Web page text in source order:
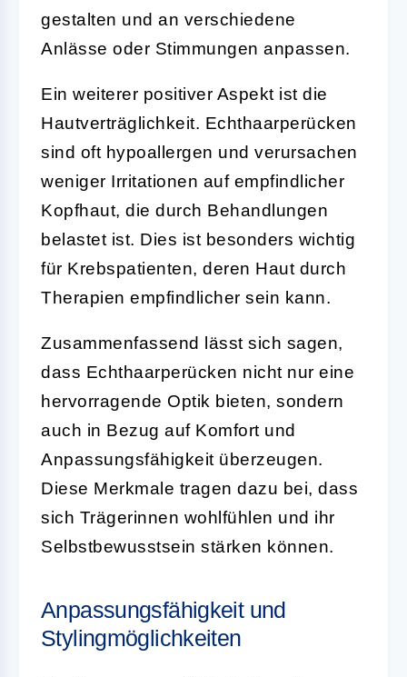
gestalten und an verschiedene
Anlässe oder Stimmungen anpassen.
Ein weiterer positiver Aspekt ist die
Hautverträglichkeit. Echthaarperücken
sind oft hypoallergen und verursachen
weniger Irritationen auf empfindlicher
Kopfhaut, die durch Behandlungen
belastet ist. Dies ist besonders wichtig
für Krebspatienten, deren Haut durch
Therapien empfindlicher sein kann.
Zusammenfassend lässt sich sagen,
dass Echthaarperücken nicht nur eine
hervorragende Optik bieten, sondern
auch in Bezug auf Komfort und
Anpassungsfähigkeit überzeugen.
Diese Merkmale tragen dazu bei, dass
sich Trägerinnen wohlfühlen und ihr
Selbstbewusstsein stärken können.
Anpassungsfähigkeit und
Stylingmöglichkeiten